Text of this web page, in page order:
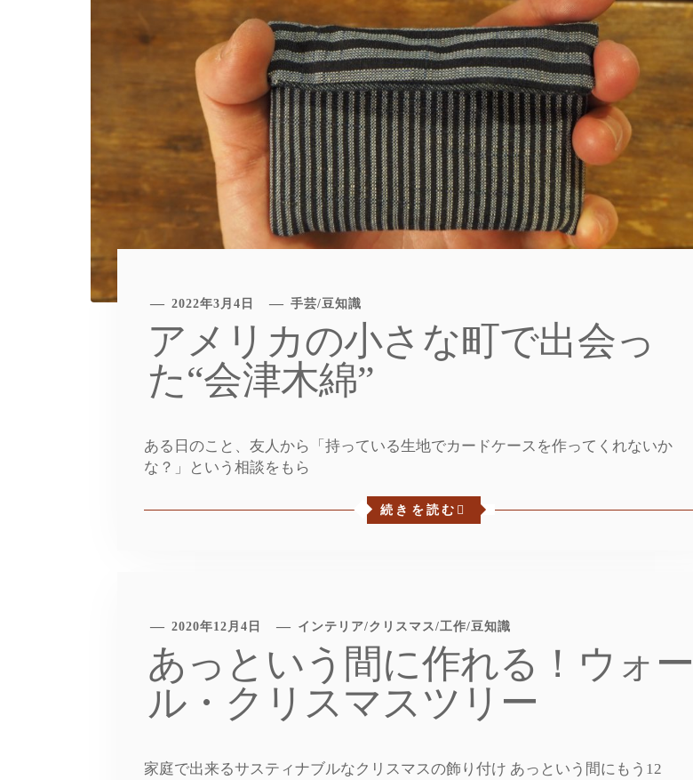
2022年3月4日 手芸/ 豆知識
アメリカの小さな町で出会っ
た“会津木綿”
ある日のこと、友人から「持っている生地でカードケースを作ってくれないか
な？」という相談をもら
続きを読む
2020年12月4日 インテリア/クリスマス/工作/ 豆知識
あっという間に作れる！ウォー
ル・クリスマスツリー
家庭で出来るサスティナブルなクリスマスの飾り付け あっという間にもう12